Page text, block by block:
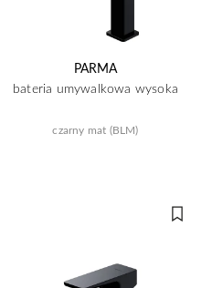
PARMA
bateria umywalkowa wysoka
czarny mat (BLM)